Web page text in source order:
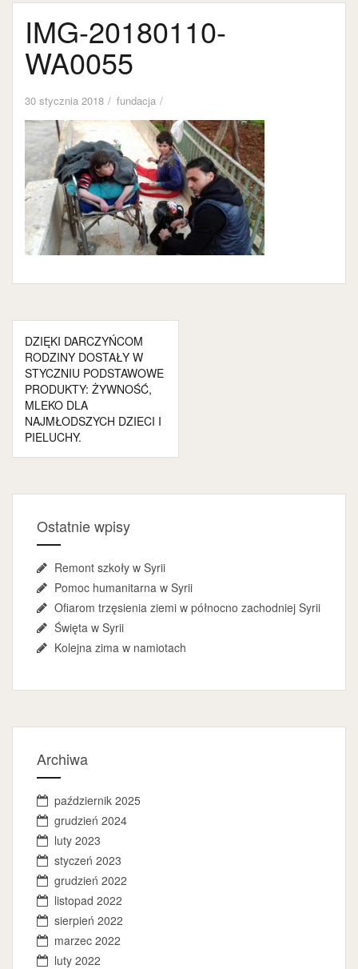
IMG-20180110-
WA0055
30 stycznia 2018 fundacja
Nawigacja
wpisu
DZIĘKI DARCZYŃCOM
RODZINY DOSTAŁY W
STYCZNIU PODSTAWOWE
PRODUKTY: ŻYWNOŚĆ,
MLEKO DLA
NAJMŁODSZYCH DZIECI I
PIELUCHY.
Ostatnie wpisy
Remont szkoły w Syrii
Pomoc humanitarna w Syrii
Ofiarom trzęsienia ziemi w północno zachodniej Syrii
Święta w Syrii
Kolejna zima w namiotach
Archiwa
październik 2025
grudzień 2024
luty 2023
styczeń 2023
grudzień 2022
listopad 2022
sierpień 2022
marzec 2022
luty 2022